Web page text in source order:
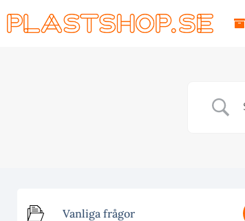
Vanliga frågor